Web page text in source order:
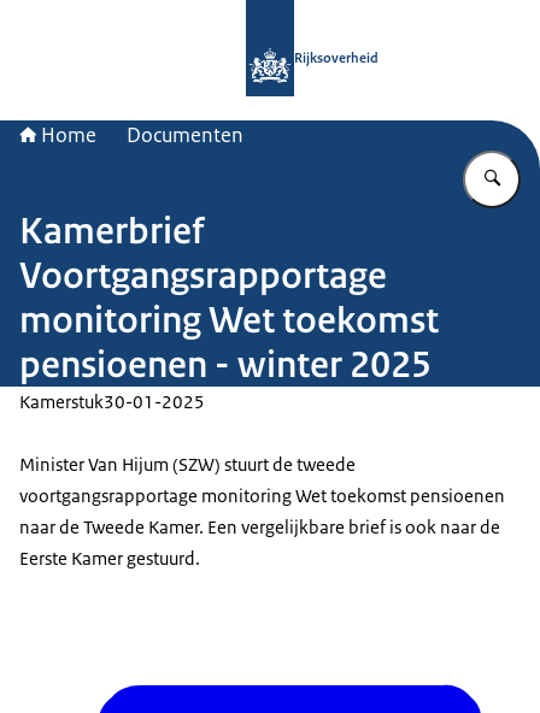
Rijksoverheid
Home Documenten
Kamerbrief
Voortgangsrapportage
monitoring Wet toekomst
pensioenen - winter 2025
Kamerstuk30-01-2025
Minister Van Hijum (SZW) stuurt de tweede
voortgangsrapportage monitoring Wet toekomst pensioenen
naar de Tweede Kamer. Een vergelijkbare brief is ook naar de
Eerste Kamer gestuurd.